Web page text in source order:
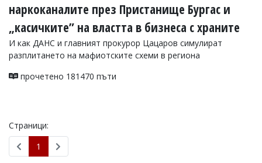
наркоканалите през Пристанище Бургас и
„касичките” на властта в бизнеса с храните
И как ДАНС и главният прокурор Цацаров симулират
разплитането на мафиотските схеми в региона
прочетено 181470 пъти
Страници:
1